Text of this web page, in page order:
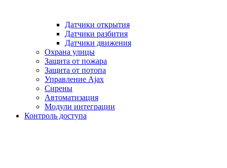
Датчики открытия
Датчики разбития
Датчики движения
Охрана улицы
Защита от пожара
Защита от потопа
Управление Ajax
Сирены
Автоматизация
Модули интеграции
Контроль доступа